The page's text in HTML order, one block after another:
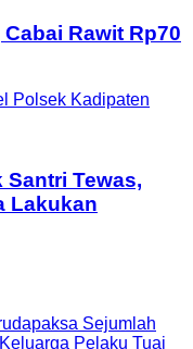
Rawit Rp70
Tewas,
Lakukan